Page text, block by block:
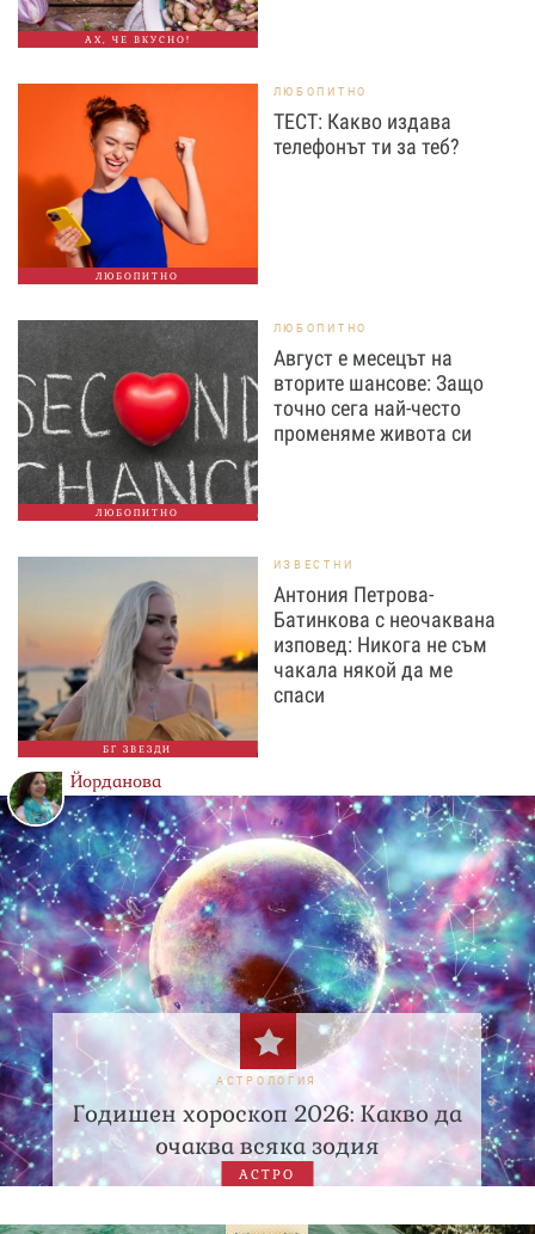
АХ, ЧЕ ВКУСНО!
ЛЮБОПИТНО
ЛЮБОПИТНО
ТЕСТ: Какво издава
телефонът ти за теб?
ЛЮБОПИТНО
ЛЮБОПИТНО
Август е месецът на
вторите шансове: Защо
точно сега най-често
променяме живота си
БГ ЗВЕЗДИ
ИЗВЕСТНИ
Антония Петрова-
Батинкова с неочаквана
изповед: Никога не съм
чакала някой да ме
спаси
Йорданова
АСТРОЛОГИЯ
Годишен хороскоп 2026: Какво да
очаква всяка зодия
АСТРО